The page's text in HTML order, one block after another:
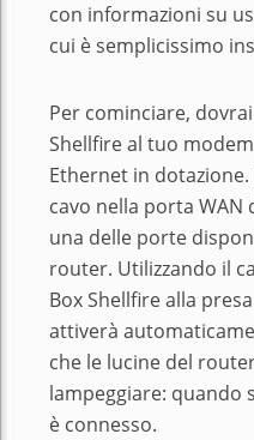
con informazioni su
cui è semplicissimo
Per cominciare,
Shellfire al tuo
Ethernet in
cavo nella porta WAN
una delle porte
router. Utilizzando il
Box Shellfire alla
attiverà
che le lucine del
lampeggiare: quando
è connesso.